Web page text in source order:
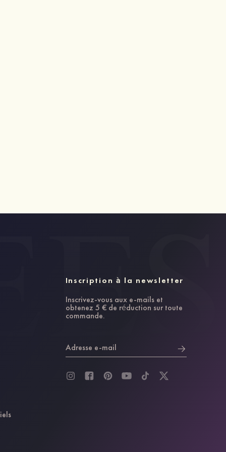
Inscription à la newsletter
Inscrivez-vous aux e-mails et
obtenez 5 € de réduction sur toute
commande.
Adresse e-mail